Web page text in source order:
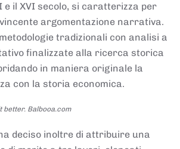
e il XVI secolo, si caratterizza per
argomentazione narrativa.
tradizionali con analisi a
finalizzate alla ricerca storica
in maniera originale la
con la storia economica.
better. Balbooa.com
deciso inoltre di attribuire una